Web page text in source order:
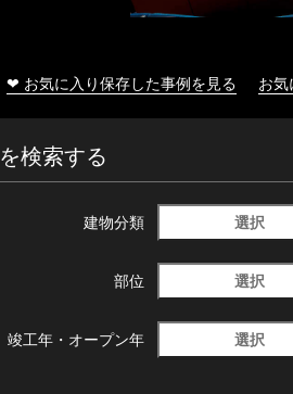
❤ お気に入り保存した事例を見る お
検索する
建物分類 選択
部位 選択
竣工年・ オープン年 選択